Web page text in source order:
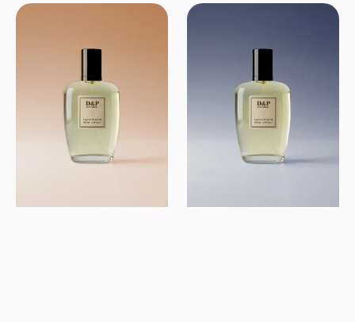
D4 C7